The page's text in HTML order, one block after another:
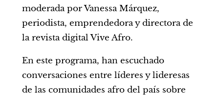
moderada por Vanessa Márquez,
periodista, emprendedora y directora de
la revista digital Vive Afro.
En este programa, han escuchado
conversaciones entre líderes y lideresas
de las comunidades afro del país sobre